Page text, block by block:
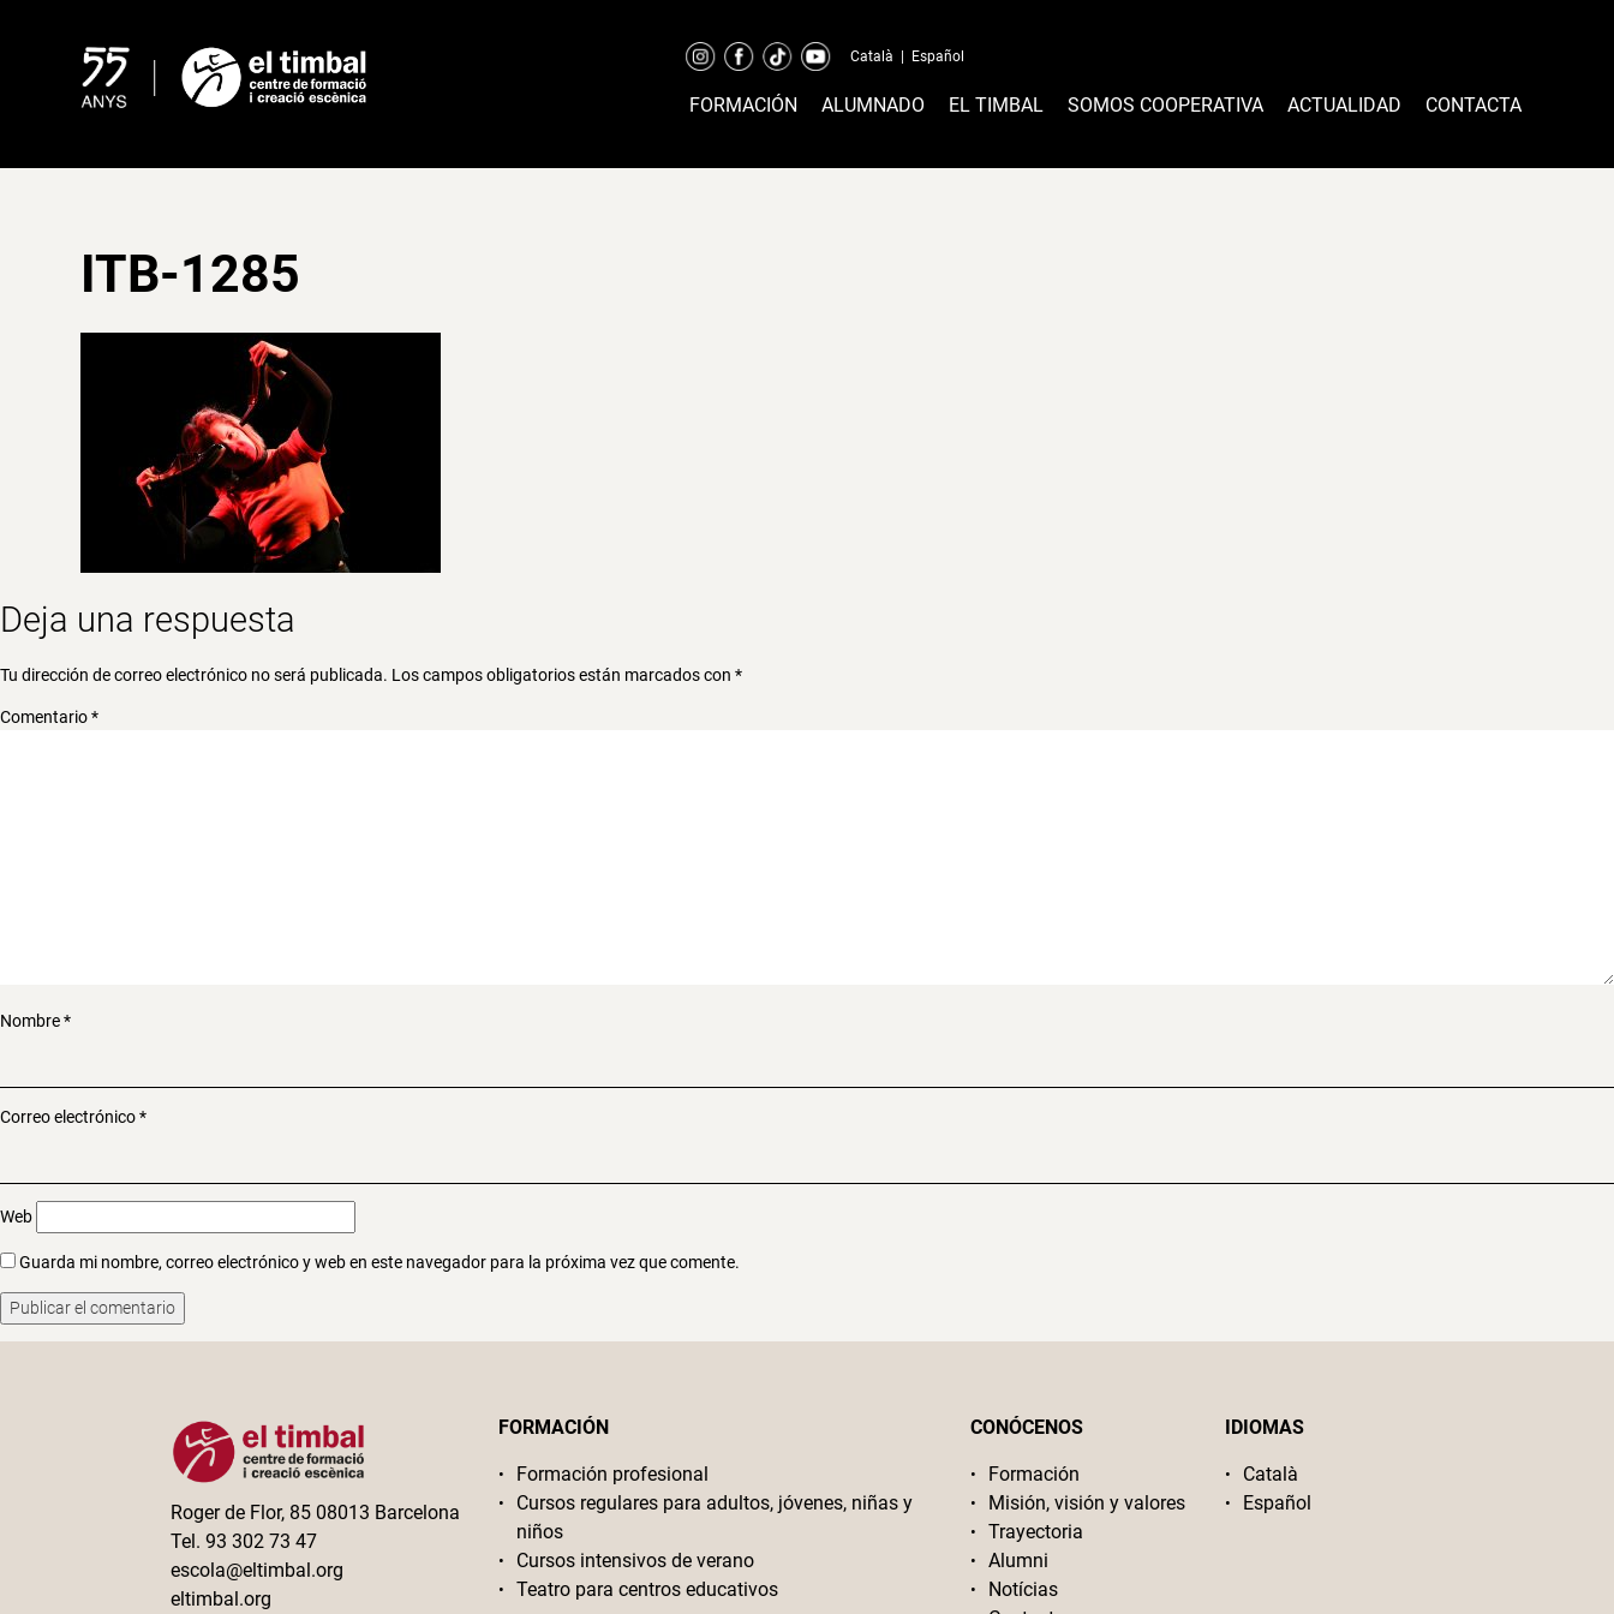
Català Español
FORMACIÓN ALUMNADO EL TIMBAL SOMOS COOPERATIVA ACTUALIDAD CONTACTA
ITB-1285
Deja una respuesta
Tu dirección de correo electrónico no será publicada. Los campos obligatorios están marcados con *
Comentario*
Nombre*
Correo electrónico*
Web
Guarda mi nombre, correo electrónico y web en este navegador para la próxima vez que comente.
Roger de Flor, 85 08013 Barcelona
Tel. 93 302 73 47
escola@eltimbal.org
eltimbal.org
FORMACIÓN
Formación profesional
Cursos regulares para adultos, jóvenes, niñas y
niños
Cursos intensivos de verano
Teatro para centros educativos
CONÓCENOS
Formación
Misión, visión y valores
Trayectoria
Alumni
Notícias
IDIOMAS
Català
Español